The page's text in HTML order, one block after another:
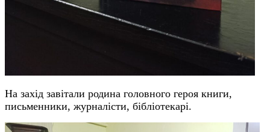
На захід завітали родина головного героя книги,
письменники, журналісти, бібліотекарі.